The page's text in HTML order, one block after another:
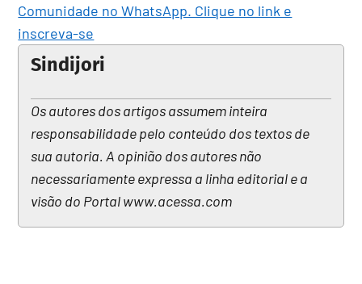
Comunidade no WhatsApp. Clique no link e
inscreva-se
Sindijori
Os autores dos artigos assumem inteira
responsabilidade pelo conteúdo dos textos de
sua autoria. A opinião dos autores não
necessariamente expressa a linha editorial e a
visão do Portal www.acessa.com